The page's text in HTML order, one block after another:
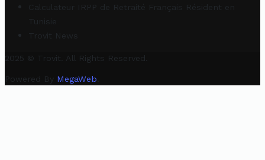
Calculateur IRPP de Retraité Français Résident en
Tunisie
Trovit News
2025 © Trovit. All Rights Reserved.
Powered By MegaWeb